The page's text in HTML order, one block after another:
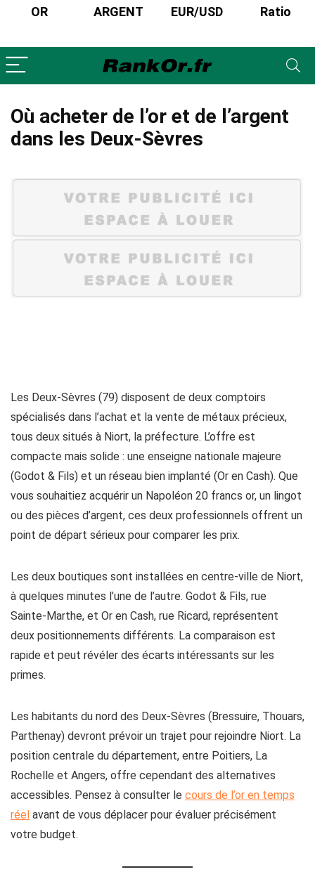
OR ARGENT EUR/USD Ratio
Où acheter de l’or et de l’argent
dans les Deux-Sèvres
Les Deux-Sèvres (79) disposent de deux comptoirs
spécialisés dans l’achat et la vente de métaux précieux,
tous deux situés à Niort, la préfecture. L’offre est
compacte mais solide : une enseigne nationale majeure
(Godot & Fils) et un réseau bien implanté (Or en Cash). Que
vous souhaitiez acquérir un Napoléon 20 francs or, un lingot
ou des pièces d’argent, ces deux professionnels offrent un
point de départ sérieux pour comparer les prix.
Les deux boutiques sont installées en centre-ville de Niort,
à quelques minutes l’une de l’autre. Godot & Fils, rue
Sainte-Marthe, et Or en Cash, rue Ricard, représentent
deux positionnements différents. La comparaison est
rapide et peut révéler des écarts intéressants sur les
primes.
Les habitants du nord des Deux-Sèvres (Bressuire, Thouars,
Parthenay) devront prévoir un trajet pour rejoindre Niort. La
position centrale du département, entre Poitiers, La
Rochelle et Angers, offre cependant des alternatives
accessibles. Pensez à consulter le cours de l’or en temps
réel avant de vous déplacer pour évaluer précisément
votre budget.